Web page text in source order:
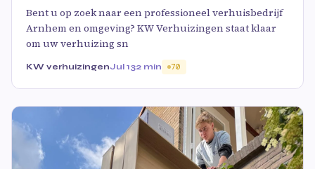
Bent u op zoek naar een professioneel verhuisbedrijf
Arnhem en omgeving? KW Verhuizingen staat klaar
om uw verhuizing sn
KW verhuizingenJul 132 min 70